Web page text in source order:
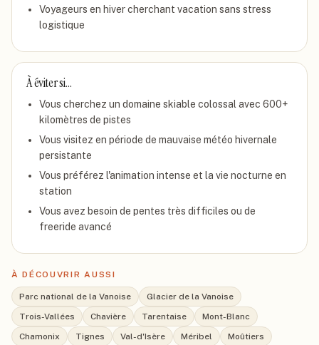
Voyageurs en hiver cherchant vacation sans stress
logistique
À éviter si…
Vous cherchez un domaine skiable colossal avec 600+
kilomètres de pistes
Vous visitez en période de mauvaise météo hivernale
persistante
Vous préférez l'animation intense et la vie nocturne en
station
Vous avez besoin de pentes très difficiles ou de
freeride avancé
À DÉCOUVRIR AUSSI
Parc national de la Vanoise
Glacier de la Vanoise
Trois-Vallées
Chavière Tarentaise
Mont-Blanc
Chamonix
Tignes Val-d'Isère Méribel
Moûtiers